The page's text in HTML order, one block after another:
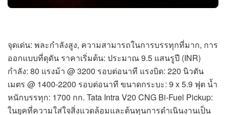
จุดเด่น: พละกำลังสูง, ความสามารถในการบรรทุกที่มาก, การ
ออกแบบที่ดุดัน ราคาเริ่มต้น: ประมาณ 9.5 แสนรูปี (INR)
กำลัง: 80 แรงม้า @ 3200 รอบต่อนาที แรงบิด: 220 นิวตัน
เมตร @ 1400-2200 รอบต่อนาที ขนาดกระบะ: 9 x 5.9 ฟุต น้ำ
หนักบรรทุก: 1700 กก. Tata Intra V20 CNG Bi-Fuel Pickup:
ในยุคที่ความใส่ใจสิ่งแวดล้อมและต้นทุนการดำเนินงานเป็น